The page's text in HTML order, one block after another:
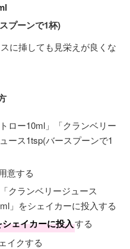
プーンで1杯)
に挿しても見栄えが良くな
ロー10ml」「クランベリー
ース1tsp(バースプーンで1
意する
クランベリージュース
」をシェイカーに投入する
ェイカーに投入する
イクする